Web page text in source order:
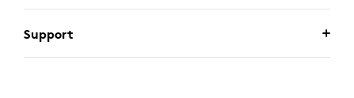
Support